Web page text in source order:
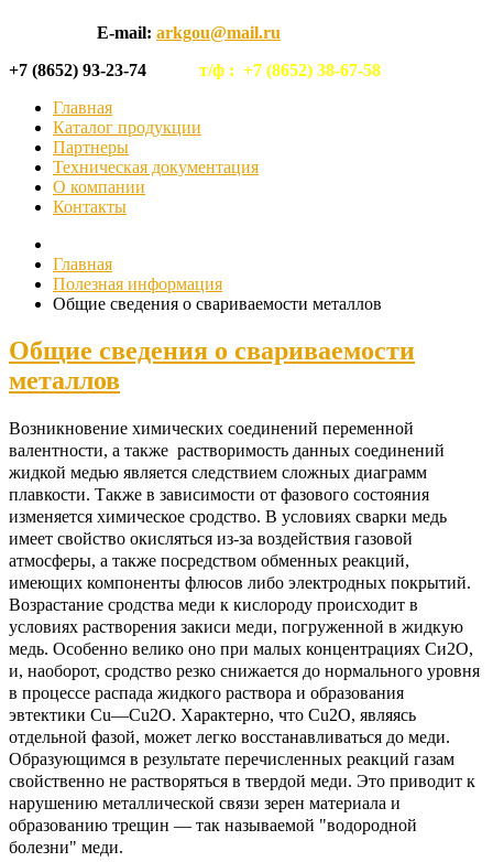
E-mail: arkgou@mail.ru
+7 (8652) 93-23-74 т/ф : +7 (8652) 38-67-58
Главная
Каталог продукции
Партнеры
Техническая документация
О компании
Контакты
Главная
Полезная информация
Общие сведения о свариваемости металлов
Общие сведения о свариваемости
металлов
Возникновение химических соединений переменной
валентности, а также растворимость данных соединений
жидкой медью является следствием сложных диаграмм
плавкости. Также в зависимости от фазового состояния
изменяется химическое сродство. В условиях сварки медь
имеет свойство окисляться из-за воздействия газовой
атмосферы, а также посредством обменных реакций,
имеющих компоненты флюсов либо электродных покрытий.
Возрастание сродства меди к кислороду происходит в
условиях растворения закиси меди, погруженной в жидкую
медь. Особенно велико оно при малых концентрациях Си2О,
и, наоборот, сродство резко снижается до нормального уровня
в процессе распада жидкого раствора и образования
эвтектики Сu—Сu2О. Характерно, что Сu2О, являясь
отдельной фазой, может легко восстанавливаться до меди.
Образующимся в результате перечисленных реакций газам
свойственно не растворяться в твердой меди. Это приводит к
нарушению металлической связи зерен материала и
образованию трещин — так называемой "водородной
болезни" меди.